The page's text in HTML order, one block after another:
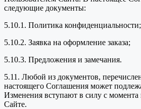
следующие документы:
5.10.1. Политика конфиденциальности;
5.10.2. Заявка на оформление заказа;
5.10.3. Предложения и замечания.
5.11. Любой из документов,
настоящего Соглашения может
Изменения вступают в силу с момента
Сайте.